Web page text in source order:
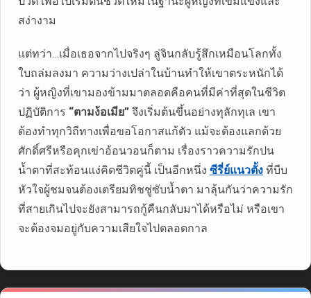
สง่างาม
แต่ทว่า…เมื่อเธอจากไปจริงๆ ลู่จินกลับรู้สึกเหมือนโลกทั้ง
ใบถล่มลงมา ความว่างเปล่าในบ้านทำให้เขาตระหนักได้
ว่า ผู้หญิงที่เขามองข้ามมาตลอดคือคนที่มีค่าที่สุดในชีวิต
ปฏิบัติการ “ตามง้อเมีย” จึงเริ่มต้นขึ้นอย่างทุลักทุเล เขา
ต้องทำทุกวิถีทางเพื่อขอโอกาสแก้ตัว แม้จะต้องแลกด้วย
ศักดิ์ศรีหรือคุกเข่าอ้อนวอนก็ตาม เรื่องราวความรักปน
น้ำตาที่สะท้อนแง่คิดชีวิตคู่นี้ เป็นอีกหนึ่ง ซีรี่ย์แนวตั้ง ที่บีบ
หัวใจผู้ชมจนต้องเตรียมทิชชู่ซับน้ำตา มาลุ้นกันว่าความรัก
ที่สายเกินไปจะยังสามารถกู้คืนกลับมาได้หรือไม่ หรือเขา
จะต้องจมอยู่กับความเสียใจไปตลอดกาล